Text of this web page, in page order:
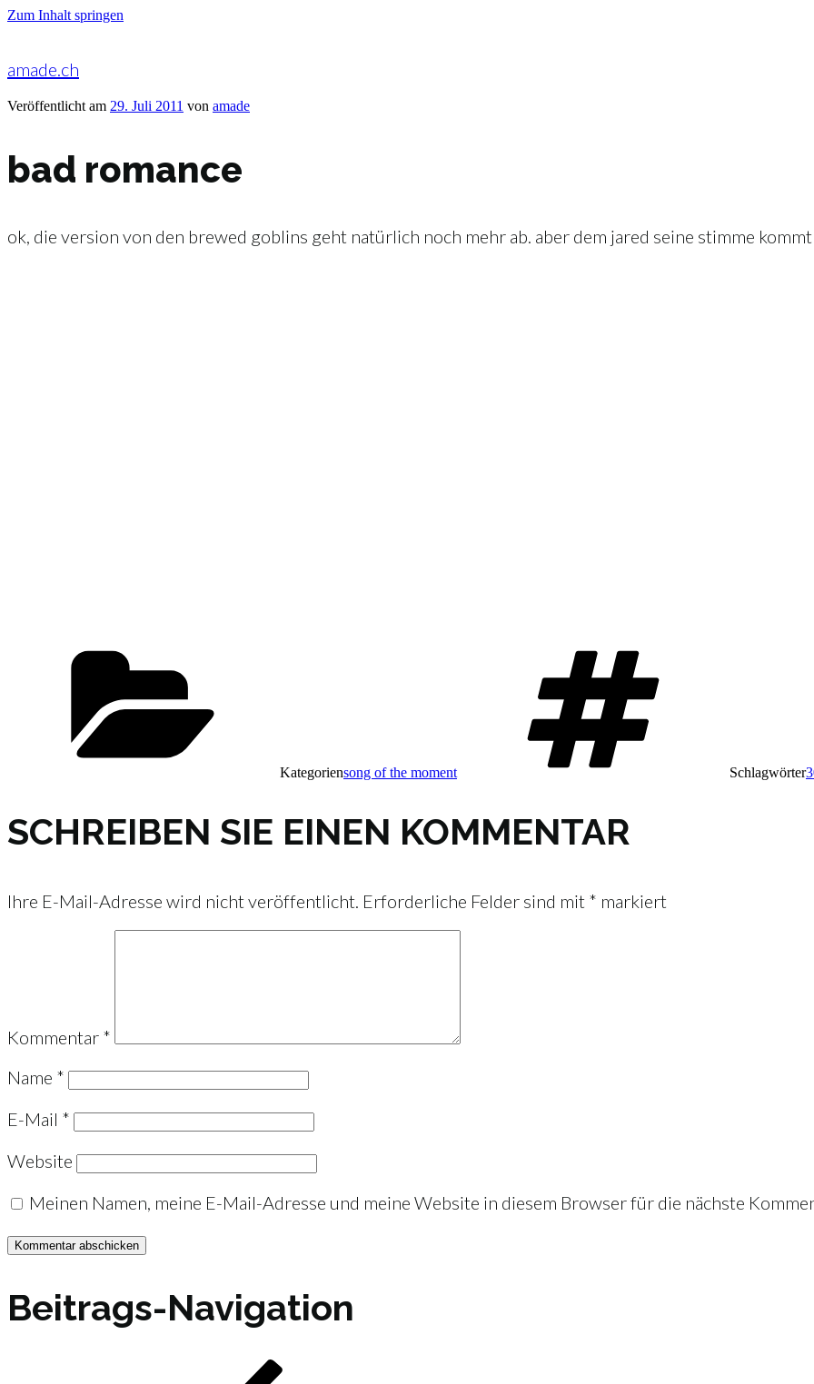
Zum Inhalt springen
amade.ch
Veröffentlicht am 29. Juli 2011 von amade
bad romance
ok, die version von den brewed goblins geht natürlich noch mehr ab. aber dem jared seine stimme
Kategoriensong of the moment Schlagwörter
SCHREIBEN SIE EINEN KOMMENTAR
Ihre E-Mail-Adresse wird nicht veröffentlicht. Erforderliche Felder sind mit * markiert
Kommentar *
Name *
E-Mail *
Website
Meinen Namen, meine E-Mail-Adresse und meine Website in diesem Browser für die nächste
Beitrags-Navigation